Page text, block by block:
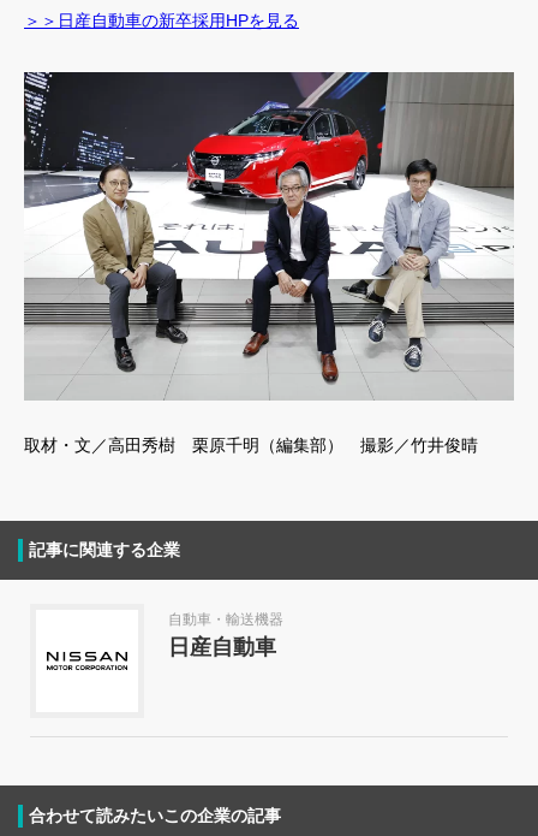
＞＞日産自動車の新卒採用HPを見る
取材・文／高田秀樹 栗原千明（編集部） 撮影／竹井俊晴
記事に関連する企業
自動車・輸送機器
日産自動車
合わせて読みたいこの企業の記事